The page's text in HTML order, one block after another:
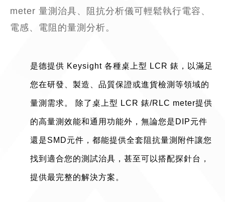
meter 量測治具、阻抗分析儀可輕鬆執行電容、
電感、電阻的量測分析。
是德提供 Keysight 各種桌上型 LCR 錶，以滿足
您在研發、製造、品質保證或進貨檢測等領域的
量測需求。 除了桌上型 LCR 錶/RLC meter提供
的高量測效能和通用功能外，無論您是DIP元件
還是SMD元件，都能提供全套阻抗量測附件讓您
找到適合您的測試治具，甚至可以搭配探針台，
提供最完整的解決方案。